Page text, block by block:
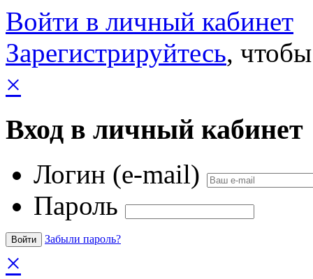
Войти в личный кабинет
Зарегистрируйтесь,
×
Вход в личный кабинет
Логин (e-mail)
Пароль
Забыли пароль?
×